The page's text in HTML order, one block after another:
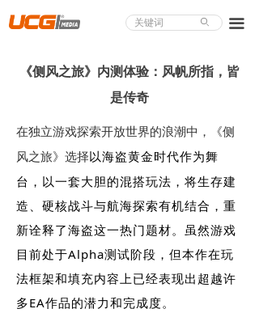
끀
About UCG
业界论道
天下聚会
游戏视频
商城精品
小程序
ꄙ
在独立游戏探索开放世界的浪潮中，《侧
风之旅》选择以海盗黄金时代作为舞
台，以一套大胆的混搭玩法，将生存建
造、硬核战斗与航海探索有机结合，重
新诠释了海盗这一热门题材。虽然游戏
目前处于Alpha测试阶段，但本作在玩
法框架和填充内容上已经表现出超越许
多EA作品的潜力和完成度。
《侧风之旅》内测体验：风帆所指，皆
是传奇